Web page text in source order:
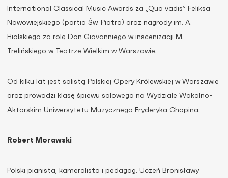
International Classical Music Awards za „Quo vadis” Feliksa
Nowowiejskiego (partia Św. Piotra) oraz nagrody im. A.
Hiolskiego za rolę Don Giovanniego w inscenizacji M.
Trelińskiego w Teatrze Wielkim w Warszawie.
Od kilku lat jest solistą Polskiej Opery Królewskiej w Warszawie
oraz prowadzi klasę śpiewu solowego na Wydziale Wokalno-
Aktorskim Uniwersytetu Muzycznego Fryderyka Chopina.
Robert Morawski
Polski pianista, kameralista i pedagog. Uczeń Bronisławy